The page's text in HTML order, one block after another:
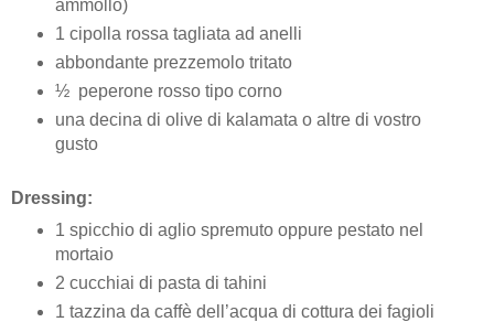
ammollo)
1 cipolla rossa tagliata ad anelli
abbondante prezzemolo tritato
½ peperone rosso tipo corno
una decina di olive di kalamata o altre di vostro
gusto
Dressing:
1 spicchio di aglio spremuto oppure pestato nel
mortaio
2 cucchiai di pasta di tahini
1 tazzina da caffè dell’acqua di cottura dei fagioli